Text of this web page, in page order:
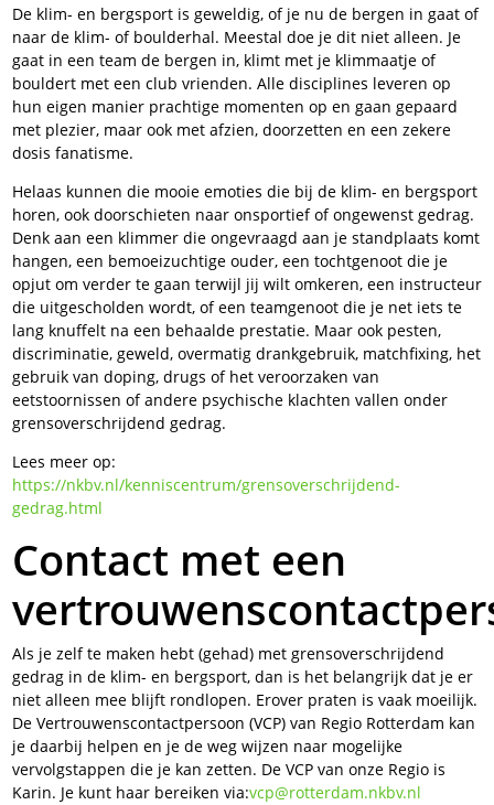
De klim- en bergsport is geweldig, of je nu de bergen in gaat of
naar de klim- of boulderhal. Meestal doe je dit niet alleen. Je
gaat in een team de bergen in, klimt met je klimmaatje of
bouldert met een club vrienden. Alle disciplines leveren op
hun eigen manier prachtige momenten op en gaan gepaard
met plezier, maar ook met afzien, doorzetten en een zekere
dosis fanatisme.
Helaas kunnen die mooie emoties die bij de klim- en bergsport
horen, ook doorschieten naar onsportief of ongewenst gedrag.
Denk aan een klimmer die ongevraagd aan je standplaats komt
hangen, een bemoeizuchtige ouder, een tochtgenoot die je
opjut om verder te gaan terwijl jij wilt omkeren, een instructeur
die uitgescholden wordt, of een teamgenoot die je net iets te
lang knuffelt na een behaalde prestatie. Maar ook pesten,
discriminatie, geweld, overmatig drankgebruik, matchfixing, het
gebruik van doping, drugs of het veroorzaken van
eetstoornissen of andere psychische klachten vallen onder
grensoverschrijdend gedrag.
Lees meer op:
https://nkbv.nl/kenniscentrum/grensoverschrijdend-
gedrag.html
Contact met een
Als je zelf te maken hebt (gehad) met grensoverschrijdend
gedrag in de klim- en bergsport, dan is het belangrijk dat je er
niet alleen mee blijft rondlopen. Erover praten is vaak moeilijk.
De Vertrouwenscontactpersoon (VCP) van Regio Rotterdam kan
je daarbij helpen en je de weg wijzen naar mogelijke
vervolgstappen die je kan zetten. De VCP van onze Regio is
Karin. Je kunt haar bereiken via:vcp@rotterdam.nkbv.nl